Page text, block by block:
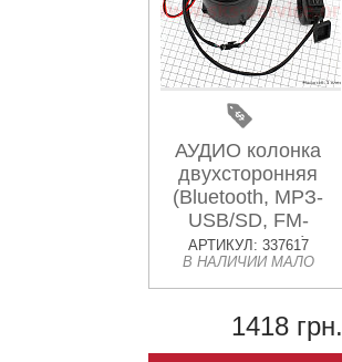
АУДИО колонка
двухсторонняя
(Bluetooth, МРЗ-
USB/SD, FM-
радио, сигнал) +
блок кнопок с
креплением на
руль
АРТИКУЛ: 337617
В НАЛИЧИИ МАЛО
1418 грн.